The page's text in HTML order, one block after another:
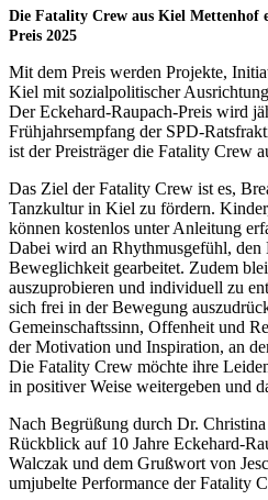
Die Fatality Crew aus Kiel Mettenhof
Preis 2025
Mit dem Preis werden Projekte,
Kiel mit sozialpolitischer
Der Eckehard-Raupach-Preis wird
Frühjahrsempfang der SPD-
ist der Preisträger die Fatality Crew
Das Ziel der Fatality Crew ist es,
Tanzkultur in Kiel zu fördern.
können kostenlos unter Anleitung
Dabei wird an Rhythmusgefühl, den
Beweglichkeit gearbeitet. Zudem
auszuprobieren und individuell zu
sich frei in der Bewegung
Gemeinschaftssinn, Offenheit und
der Motivation und Inspiration, an
Die Fatality Crew möchte ihre
in positiver Weise weitergeben und
Nach Begrüßung durch Dr.
Rückblick auf 10 Jahre Eckehard-
Walczak und dem Grußwort von
umjubelte Performance der Fatality